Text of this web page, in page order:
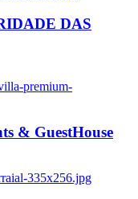
DAS
premium-
& GuestHouse
335x256.jpg